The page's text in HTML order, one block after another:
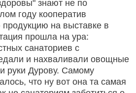
знают не по
году кооператив
на выставке в
прошла на ура:
санаториев с
и нахваливали овощные
руки Дурову. Самому
что ну вот она та самая